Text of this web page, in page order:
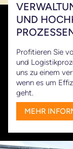
UND
Profitieren Sie
und
uns zu einem
wenn es um
geht.
MEHR